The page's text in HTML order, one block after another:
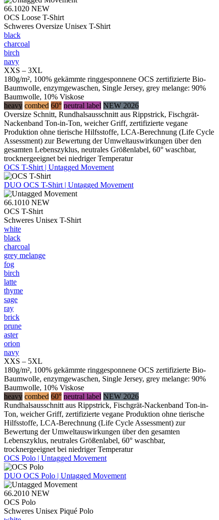
66.1020 NEW
OCS Loose T-Shirt
Schweres Oversize Unisex T-Shirt
black
charcoal
birch
navy
XXS – 3XL
180g/m², 100% gekämmte ringgesponnene OCS zertifizierte Bio-
Baumwolle, enzymgewaschen, Single Jersey, grey melange: 90%
Baumwolle, 10% Viskose
heavy combed 60° neutral label NEW 2026
Oversize Schnitt, Rundhalsausschnitt aus Rippstrick, Fischgrät-
Nackenband Ton-in-Ton, weicher Griff, zertifizierte vegane
Produktion ohne tierische Hilfsstoffe, LCA-Berechnung (Life Cycle
Assessment) zur Bewertung der Umweltauswirkungen über den
gesamten Lebenszyklus, neutrales Größenlabel, 60° waschbar,
trocknergeeignet bei niedriger Temperatur
OCS T-Shirt | Untagged Movement
DUO OCS T-Shirt | Untagged Movement
66.1010 NEW
OCS T-Shirt
Schweres Unisex T-Shirt
white
black
charcoal
grey melange
fog
birch
latte
thyme
sage
ray
brick
prune
aster
orion
navy
XXS – 5XL
180g/m², 100% gekämmte ringgesponnene OCS zertifizierte Bio-
Baumwolle, enzymgewaschen, Single Jersey, grey melange: 90%
Baumwolle, 10% Viskose
heavy combed 60° neutral label NEW 2026
Rundhalsausschnitt aus Rippstrick, Fischgrät-Nackenband Ton-in-
Ton, weicher Griff, zertifizierte vegane Produktion ohne tierische
Hilfsstoffe, LCA-Berechnung (Life Cycle Assessment) zur
Bewertung der Umweltauswirkungen über den gesamten
Lebenszyklus, neutrales Größenlabel, 60° waschbar,
trocknergeeignet bei niedriger Temperatur
OCS Polo | Untagged Movement
DUO OCS Polo | Untagged Movement
66.2010 NEW
OCS Polo
Schweres Unisex Piqué Polo